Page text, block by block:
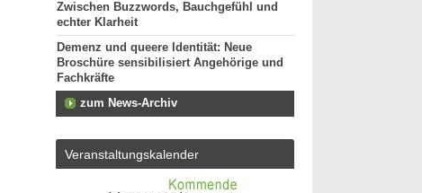
Zwischen Buzzwords, Bauchgefühl und
echter Klarheit
Demenz und queere Identität: Neue
Broschüre sensibilisiert Angehörige und
Fachkräfte
zum News-Archiv
Veranstaltungskalender